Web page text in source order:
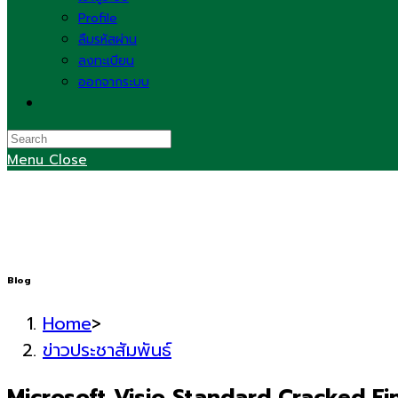
Profile
ลืมรหัสผ่าน
ลงทะเบียน
ออกจากระบบ
search
Menu Close
Blog
Home>
ข่าวประชาสัมพันธ์